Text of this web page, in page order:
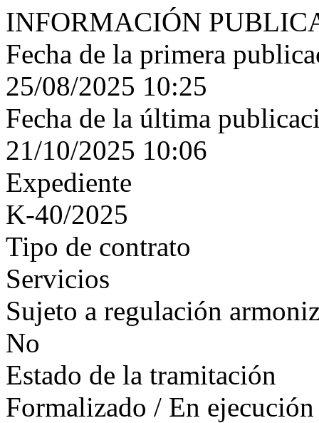
INFORMACIÓN
Fecha de la primera
25/08/2025 10:25
Fecha de la última
21/10/2025 10:06
Expediente
K-40/2025
Tipo de contrato
Servicios
Sujeto a regulación
No
Estado de la tramitación
Formalizado / En ejecución